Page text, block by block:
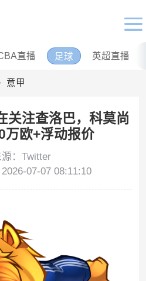
直播 足球 英超直播
意甲
关注查洛巴，科莫尚
万欧+浮动报价
源：Twitter
07-07 08:11:10